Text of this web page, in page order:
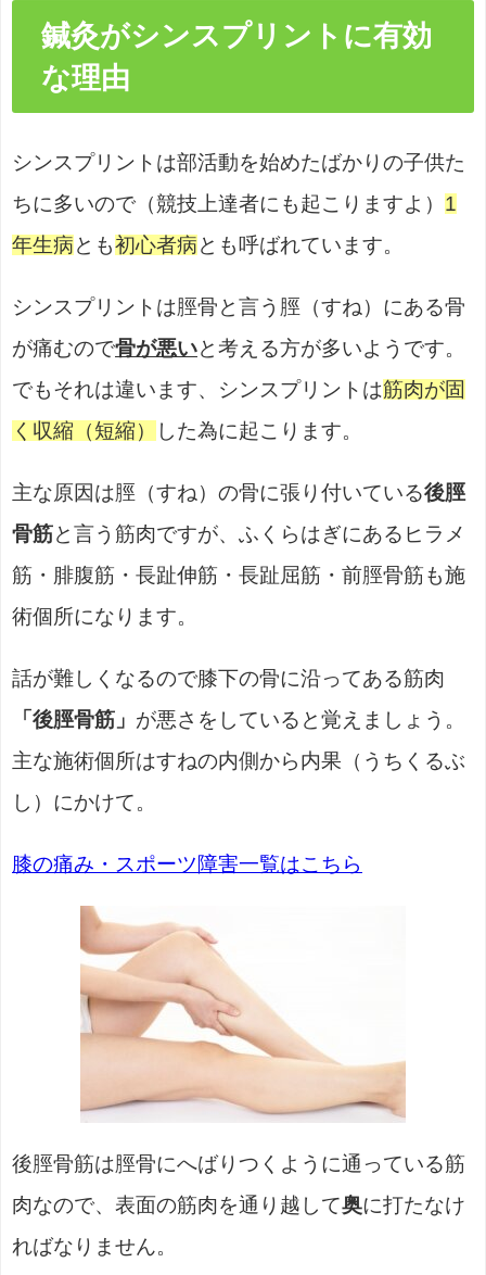
鍼灸がシンスプリントに有効
な理由
シンスプリントは部活動を始めたばかりの子供た
ちに多いので（競技上達者にも起こりますよ） 1
年生病 とも初心者病 とも呼ばれています。
シンスプリントは脛骨と言う脛（すね）にある骨
が痛むので骨が悪いと考える方が多いようです。
でもそれは違います、シンスプリントは筋肉が固
く収縮（短縮）
した為に起こります。
主な原因は脛（すね）の骨に張り付いている後脛
骨筋と言う筋肉ですが、ふくらはぎにあるヒラメ
筋・腓腹筋・長趾伸筋・長趾屈筋・前脛骨筋も施
術個所になります。
話が難しくなるので膝下の骨に沿ってある筋肉
「後脛骨筋」 が悪さをしていると覚えましょう。
主な施術個所はすねの内側から内果（うちくるぶ
し）にかけて。
膝の痛み・スポーツ障害一覧はこちら
後脛骨筋は脛骨にへばりつくように通っている筋
肉なので、表面の筋肉を通り越して奥に打たなけ
ればなりません。